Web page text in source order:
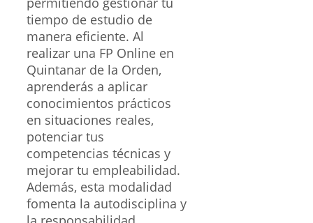
tiempo de estudio de
manera eficiente. Al
realizar una FP Online en
Quintanar de la Orden,
aprenderás a aplicar
conocimientos prácticos
en situaciones reales,
potenciar tus
competencias técnicas y
mejorar tu empleabilidad.
Además, esta modalidad
fomenta la autodisciplina y